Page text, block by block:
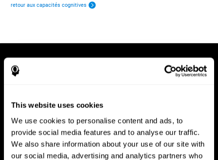
This website uses cookies
We use cookies to personalise content and ads, to
provide social media features and to analyse our traffic.
We also share information about your use of our site with
our social media, advertising and analytics partners who
retour aux capacités cognitives